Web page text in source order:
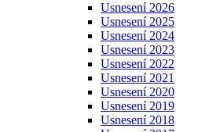
Usnesení 2026
Usnesení 2025
Usnesení 2024
Usnesení 2023
Usnesení 2022
Usnesení 2021
Usnesení 2020
Usnesení 2019
Usnesení 2018